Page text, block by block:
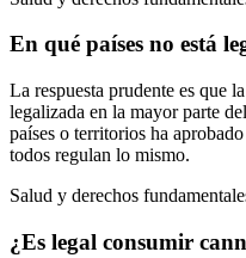
En qué países no está
La respuesta prudente es que
legalizada en la mayor parte
países o territorios ha
todos regulan lo mismo.
Salud y derechos
¿Es legal consumir